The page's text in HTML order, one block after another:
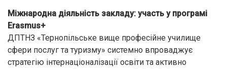
Міжнародна діяльність закладу: участь у програмі
Erasmus+
ДПТНЗ «Тернопільське вище професійне училище
сфери послуг та туризму» системно впроваджує
стратегію інтернаціоналізації освіти та активно